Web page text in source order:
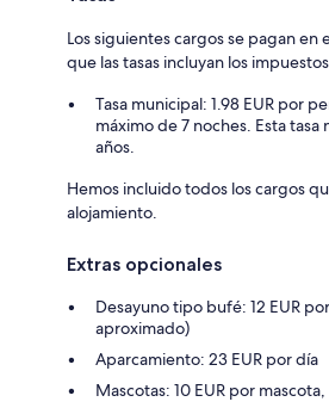
Los siguientes cargos se pagan en
que las tasas incluyan los
Tasa municipal: 1.98 EUR por
máximo de 7 noches. Esta tasa
años.
Hemos incluido todos los cargos
alojamiento.
Extras opcionales
Desayuno tipo bufé: 12 EUR
aproximado)
Aparcamiento: 23 EUR por día
Mascotas: 10 EUR por